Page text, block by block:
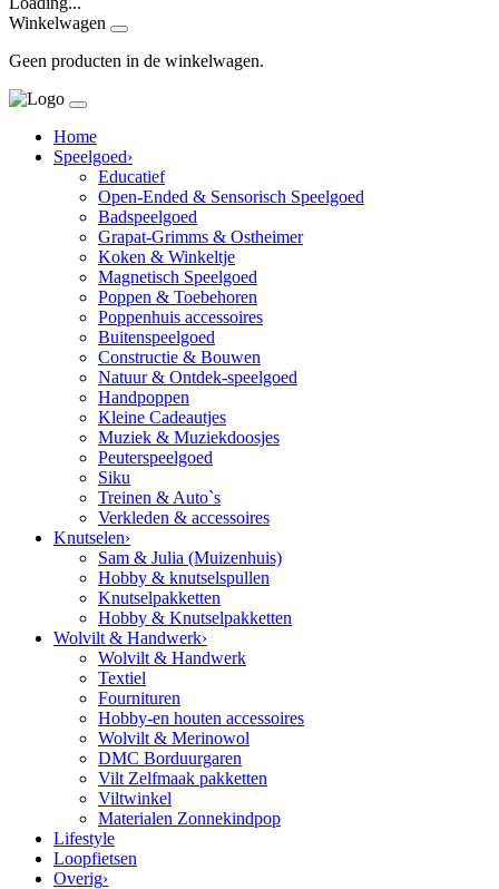
Winkelwagen
Geen producten in de winkelwagen.
Home
Speelgoed›
Educatief
Open-Ended & Sensorisch Speelgoed
Badspeelgoed
Grapat-Grimms & Ostheimer
Koken & Winkeltje
Magnetisch Speelgoed
Poppen & Toebehoren
Poppenhuis accessoires
Buitenspeelgoed
Constructie & Bouwen
Natuur & Ontdek-speelgoed
Handpoppen
Kleine Cadeautjes
Muziek & Muziekdoosjes
Peuterspeelgoed
Siku
Treinen & Auto`s
Verkleden & accessoires
Knutselen›
Sam & Julia (Muizenhuis)
Hobby & knutselspullen
Knutselpakketten
Hobby & Knutselpakketten
Wolvilt & Handwerk›
Wolvilt & Handwerk
Textiel
Fournituren
Hobby-en houten accessoires
Wolvilt & Merinowol
DMC Borduurgaren
Vilt Zelfmaak pakketten
Viltwinkel
Materialen Zonnekindpop
Lifestyle
Loopfietsen
Overig›